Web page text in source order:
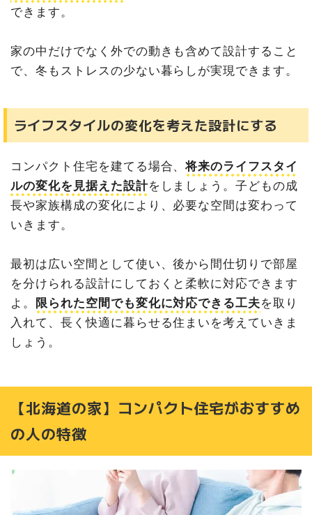
できます。
家の中だけでなく外での動きも含めて設計すること
で、冬もストレスの少ない暮らしが実現できます。
ライフスタイルの変化を考えた設計にする
コンパクト住宅を建てる場合、将来のライフスタイ
ルの変化を見据えた設計をしましょう。子どもの成
長や家族構成の変化により、必要な空間は変わって
いきます。
最初は広い空間として使い、後から間仕切りで部屋
を分けられる設計にしておくと柔軟に対応できます
よ。 限られた空間でも変化に対応できる工夫を取り
入れて、長く快適に暮らせる住まいを考えていきま
しょう。
【北海道の家】コンパクト住宅がおすすめ
の人の特徴